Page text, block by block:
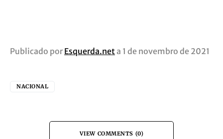
Publicado por Esquerda.neta 1 de novembro de 2021
NACIONAL
VIEW COMMENTS (0)